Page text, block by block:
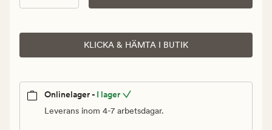
KLICKA & HÄMTA I BUTIK
Onlinelager - I lager
Leverans inom 4-7 arbetsdagar.